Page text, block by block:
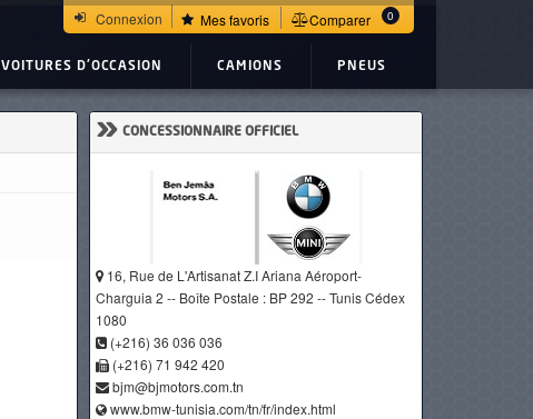
Connexion Mes favoris Comparer 0
VOITURES D'OCCASION CAMIONS PNEUS
» CONCESSIONNAIRE OFFICIEL
16, Rue de L'Artisanat Z.I Ariana Aéroport-
Charguia 2 -- Boîte Postale : BP 292 -- Tunis Cédex
1080
(+216) 36 036 036
(+216) 71 942 420
bjm@bjmotors.com.tn
www.bmw-tunisia.com/tn/fr/index.html